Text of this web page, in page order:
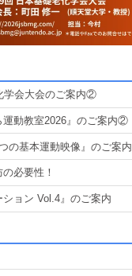
学会大会のご案内②
運動教室2026』のご案内②
の基本運動映像』のご案内
必要性！
ション Vol.4』のご案内